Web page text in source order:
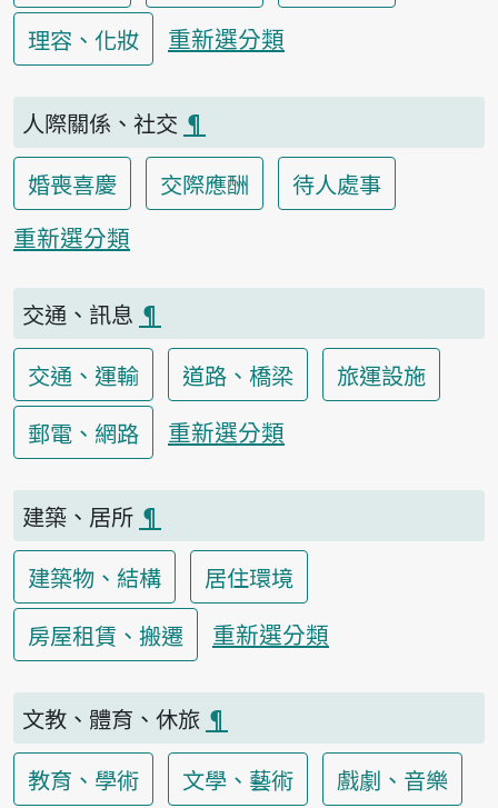
理容、化妝
重新選分類
人際關係、社交 ¶
婚喪喜慶
交際應酬
待人處事
重新選分類
交通、訊息 ¶
交通、運輸
道路、橋梁
旅運設施
郵電、網路
重新選分類
建築、居所 ¶
建築物、結構
居住環境
房屋租賃、搬遷
重新選分類
文教、體育、休旅 ¶
教育、學術
文學、藝術
戲劇、音樂